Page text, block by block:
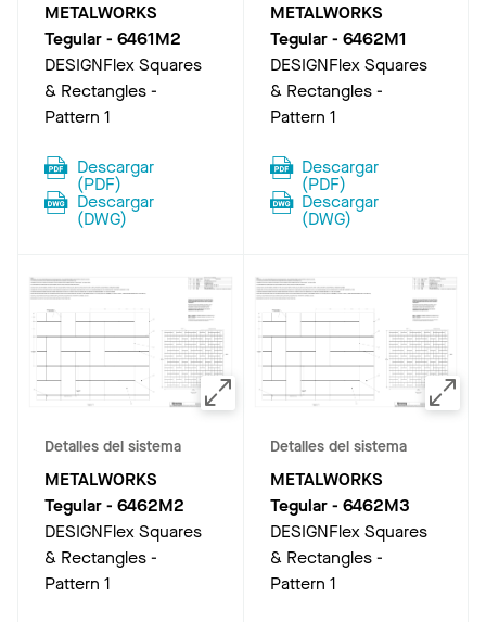
METALWORKS
Tegular- 6461M2
DESIGNFlex Squares
& Rectangles -
Pattern 1
Descargar
(PDF)
Descargar
(DWG)
METALWORKS
Tegular- 6462M1
DESIGNFlex Squares
& Rectangles -
Pattern 1
Descargar
(PDF)
Descargar
(DWG)
Detalles del sistema
METALWORKS
Tegular- 6462M2
DESIGNFlex Squares
& Rectangles -
Pattern 1
Detalles del sistema
METALWORKS
Tegular- 6462M3
DESIGNFlex Squares
& Rectangles -
Pattern 1